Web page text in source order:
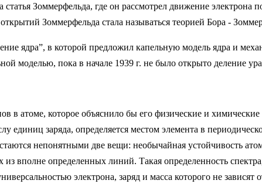
Зоммерфельда, где он рассмотрел движение
Зоммерфельда стала называться теорией Бора -
ядра”, в которой предложил капельную модель ядра и
моделью, пока в начале 1939 г. не было открыто деление
в атоме, которое объяснило бы его физические и
единиц заряда, определяется местом элемента в
непонятными две вещи: необычайная устойчивость
вполне определенных линий. Такая определенность
электрона, заряд и масса которого не